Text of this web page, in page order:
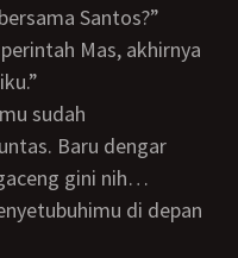
Santos?”
Baru dengar
gini nih…
di depan